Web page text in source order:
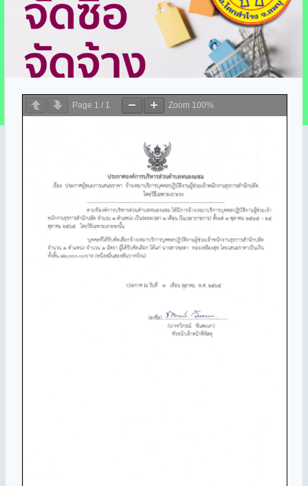
Page 1 / 1 Zoom 100%